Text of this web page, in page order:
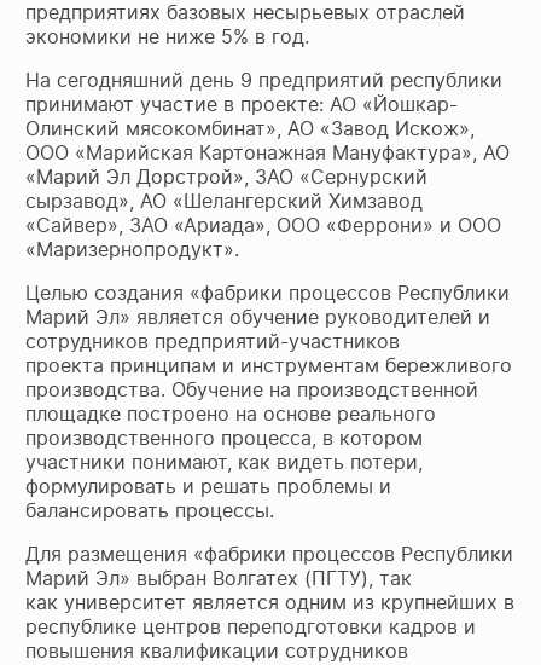
предприятиях базовых несырьевых отраслей
экономики не ниже 5% в год.
На сегодняшний день 9 предприятий республики
принимают участие в проекте: АО «Йошкар-
Олинский мясокомбинат», АО «Завод Искож»,
ООО «Марийская Картонажная Мануфактура», АО
«Марий Эл Дорстрой», ЗАО «Сернурский
сырзавод», АО «Шелангерский Химзавод
«Сайвер», ЗАО «Ариада», ООО «Феррони» и ООО
«Маризернопродукт».
Целью создания «фабрики процессов Республики
Марий Эл» является обучение руководителей и
сотрудников предприятий-участников
проекта принципам и инструментам бережливого
производства. Обучение на производственной
площадке построено на основе реального
производственного процесса, в котором
участники понимают, как видеть потери,
формулировать и решать проблемы и
балансировать процессы.
Для размещения «фабрики процессов Республики
Марий Эл» выбран Вол​гатех (ПГТУ), так
как университет является одним из крупнейших в
республике центров переподготовки кадров и
повышения квалификации сотрудников